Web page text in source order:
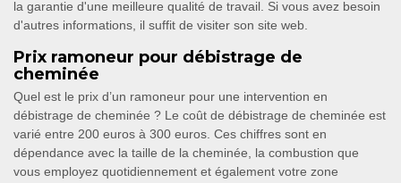
la garantie d'une meilleure qualité de travail. Si vous avez besoin
d'autres informations, il suffit de visiter son site web.
Prix ramoneur pour débistrage de
cheminée
Quel est le prix d’un ramoneur pour une intervention en
débistrage de cheminée ? Le coût de débistrage de cheminée est
varié entre 200 euros à 300 euros. Ces chiffres sont en
dépendance avec la taille de la cheminée, la combustion que
vous employez quotidiennement et également votre zone